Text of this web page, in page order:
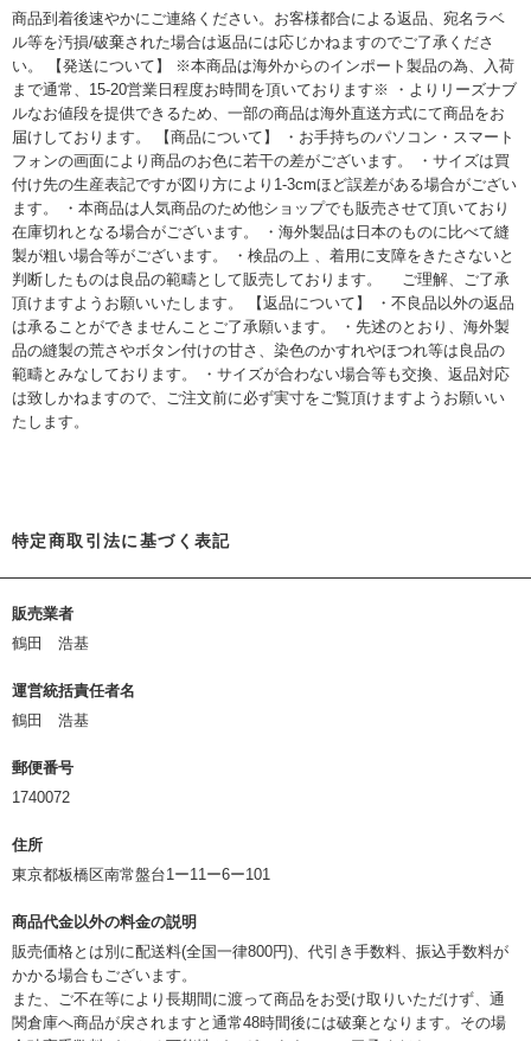
商品到着後速やかにご連絡ください。お客様都合による返品、宛名ラベ
ル等を汚損/破棄された場合は返品には応じかねますのでご了承くださ
い。 【発送について】 ※本商品は海外からのインポート製品の為、入荷
まで通常、15-20営業日程度お時間を頂いております※ ・よりリーズナブ
ルなお値段を提供できるため、一部の商品は海外直送方式にて商品をお
届けしております。 【商品について】 ・お手持ちのパソコン・スマート
フォンの画面により商品のお色に若干の差がございます。 ・サイズは買
付け先の生産表記ですが図り方により1-3cmほど誤差がある場合がござい
ます。 ・本商品は人気商品のため他ショップでも販売させて頂いており
在庫切れとなる場合がございます。 ・海外製品は日本のものに比べて縫
製が粗い場合等がございます。 ・検品の上 、着用に支障をきたさないと
判断したものは良品の範疇として販売しております。 ご理解、ご了承
頂けますようお願いいたします。 【返品について】 ・不良品以外の返品
は承ることができませんことご了承願います。 ・先述のとおり、海外製
品の縫製の荒さやボタン付けの甘さ、染色のかすれやほつれ等は良品の
範疇とみなしております。 ・サイズが合わない場合等も交換、返品対応
は致しかねますので、ご注文前に必ず実寸をご覧頂けますようお願いい
たします。
特定商取引法に基づく表記
販売業者
鶴田 浩基
運営統括責任者名
鶴田 浩基
郵便番号
1740072
住所
東京都板橋区南常盤台1ー11ー6ー101
商品代金以外の料金の説明
販売価格とは別に配送料(全国一律800円)、代引き手数料、振込手数料が
かかる場合もございます。
また、ご不在等により長期間に渡って商品をお受け取りいただけず、通
関倉庫へ商品が戻されますと通常48時間後には破棄となります。その場